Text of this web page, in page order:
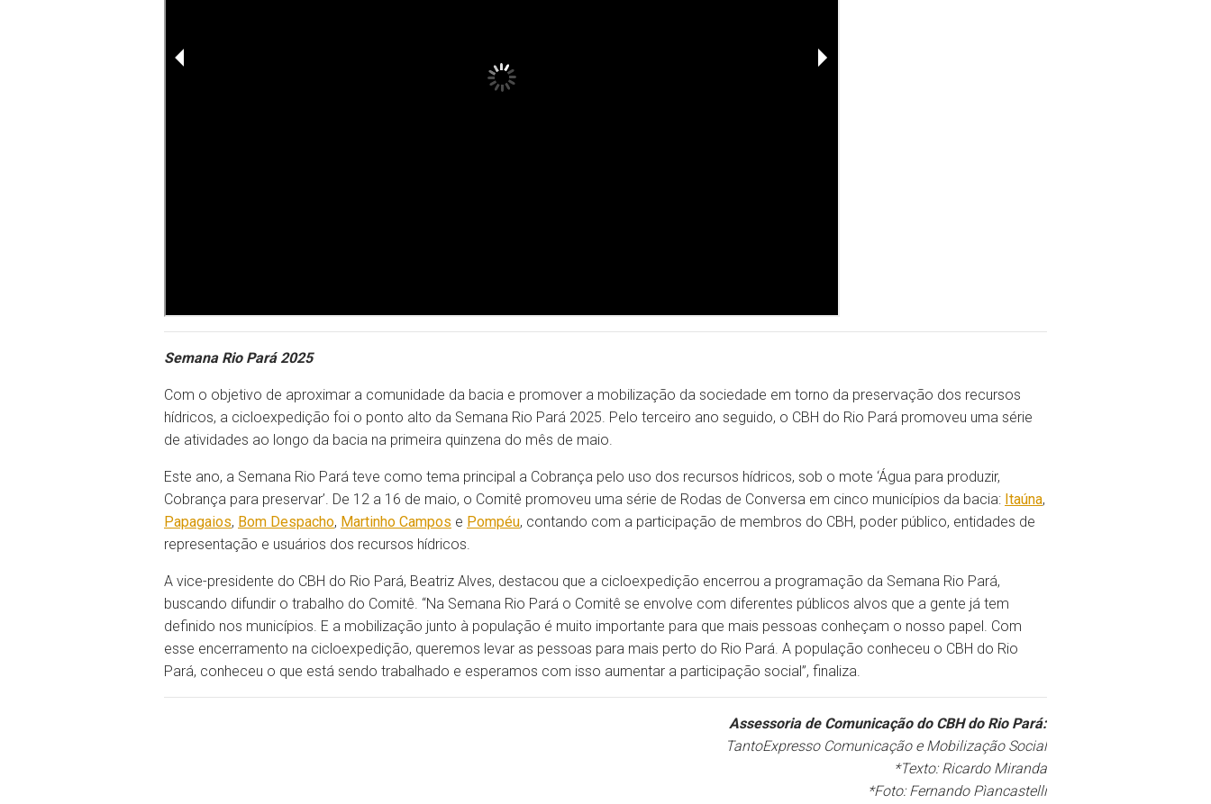
Semana Rio Pará 2025
Com o objetivo de aproximar a comunidade da bacia e promover a mobilização da sociedade em torno da preservação dos recursos
hídricos, a cicloexpedição foi o ponto alto da Semana Rio Pará 2025. Pelo terceiro ano seguido, o CBH do Rio Pará promoveu uma série
de atividades ao longo da bacia na primeira quinzena do mês de maio.
Este ano, a Semana Rio Pará teve como tema principal a Cobrança pelo uso dos recursos hídricos, sob o mote ‘Água para produzir,
Cobrança para preservar’. De 12 a 16 de maio, o Comitê promoveu uma série de Rodas de Conversa em cinco municípios da bacia: Itaúna,
Papagaios, Bom Despacho, Martinho Campos e Pompéu, contando com a participação de membros do CBH, poder público, entidades de
representação e usuários dos recursos hídricos.
A vice-presidente do CBH do Rio Pará, Beatriz Alves, destacou que a cicloexpedição encerrou a programação da Semana Rio Pará,
buscando difundir o trabalho do Comitê. “Na Semana Rio Pará o Comitê se envolve com diferentes públicos alvos que a gente já tem
definido nos municípios. E a mobilização junto à população é muito importante para que mais pessoas conheçam o nosso papel. Com
esse encerramento na cicloexpedição, queremos levar as pessoas para mais perto do Rio Pará. A população conheceu o CBH do Rio
Pará, conheceu o que está sendo trabalhado e esperamos com isso aumentar a participação social”, finaliza.
Assessoria de Comunicação do CBH do Rio Pará:
TantoExpresso Comunicação e Mobilização Social
*Texto: Ricardo Miranda
*Foto: Fernando Pìancastelli